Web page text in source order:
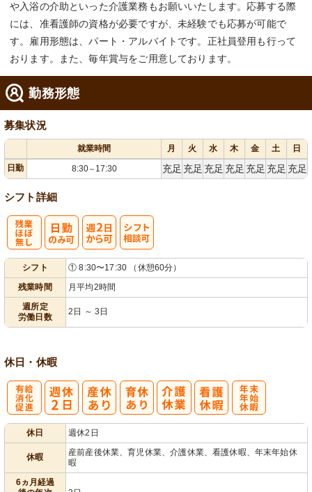
や入浴の介助といった介護業務もお願いいたします。応募する際
には、准看護師の資格が必要ですが、未経験でも応募が可能で
す。雇用形態は、パート・アルバイトです。正社員登用も行って
おります。また、毎年賞与をご用意しております。
勤務形態
募集状況
就業時間 月 火 水 木 金 土
日
日勤
8:30～ 17:30 充足 充足 充足 充足 充足 充足 充足
シフト詳細
シフト
① 8:30〜17:30 （休憩60分）
残業時間
月平均2時間
週所定
労働日数
2日 ～ 3日
休日・休暇
休日 週休2日
休暇
産前産後休業、育児休業、介護休業、看護休暇、年末年始休
暇
6ヵ月経過